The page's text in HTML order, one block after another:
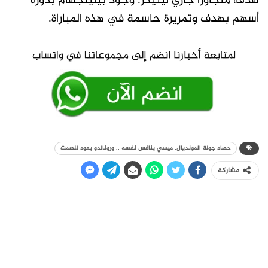
أسهم بهدف وتمريرة حاسمة في هذه المباراة.
حصاد جولة المونديال: ميسي ينافس نفسه .. ورونالدو يعود للصمت
مشاركة